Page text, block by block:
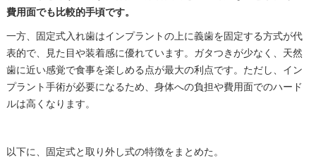
費用面でも比較的手頃です。
一方、固定式入れ歯はインプラントの上に義歯を固定する方式が代
表的で、見た目や装着感に優れています。ガタつきが少なく、天然
歯に近い感覚で食事を楽しめる点が最大の利点です。ただし、イン
プラント手術が必要になるため、身体への負担や費用面でのハード
ルは高くなります。
以下に、固定式と取り外し式の特徴をまとめた。